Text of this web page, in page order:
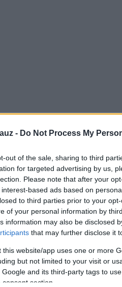
- Do Not Process My
out of the sale, sharing to third
for targeted advertising by us,
Please note that after your
based ads based on
to third parties prior to your
of your personal information by
information may also be disclosed
that may further disclose it
this website/app uses one or more
but not limited to your visit or
and its third-party tags to
section.